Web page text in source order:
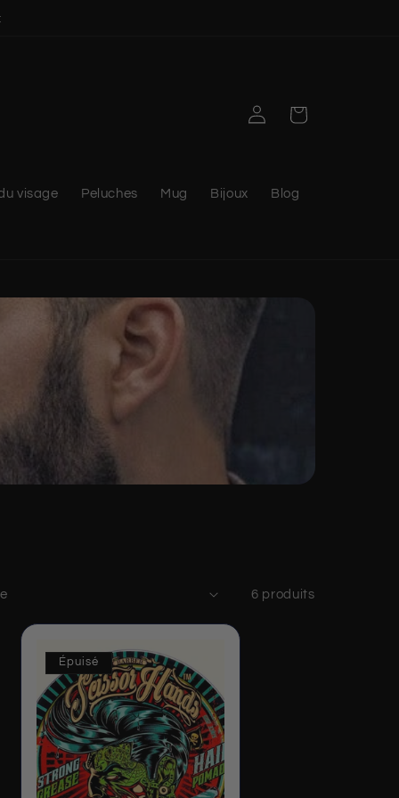
visage Peluches Mug Bijoux Blog
ConnexionPanier
6 produits
Épuisé